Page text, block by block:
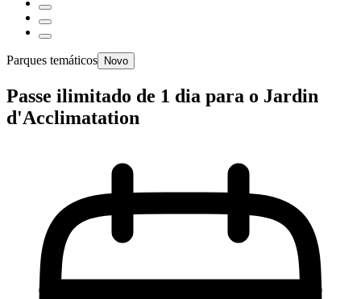
Parques temáticos Novo
Passe ilimitado de 1 dia para o Jardin
d'Acclimatation